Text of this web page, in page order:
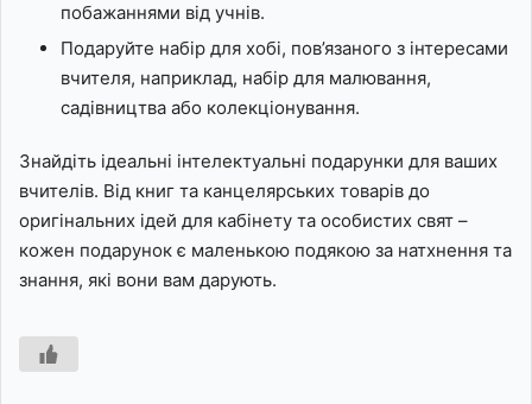
побажаннями від учнів.
Подаруйте набір для хобі, пов’язаного з інтересами
вчителя, наприклад, набір для малювання,
садівництва або колекціонування.
Знайдіть ідеальні інтелектуальні подарунки для ваших
вчителів. Від книг та канцелярських товарів до
оригінальних ідей для кабінету та особистих свят –
кожен подарунок є маленькою подякою за натхнення та
знання, які вони вам дарують.